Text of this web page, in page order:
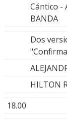
Cántico -
BANDA
Dos
HILTON
18.00